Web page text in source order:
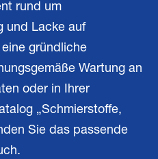
rund um
und Lacke auf
gründliche
Wartung an
oder in Ihrer
„Schmierstoffe,
Sie das passende